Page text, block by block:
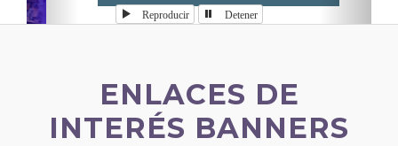
Reproducir Detener
ENLACES DE
INTERÉS BANNERS